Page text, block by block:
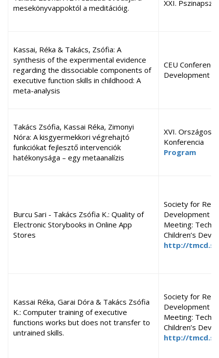
mesekönyvappoktól a meditációig.
XXI. Pszinapszis
Kassai, Réka & Takács, Zsófia: A
synthesis of the experimental evidence
regarding the dissociable components of
executive function skills in childhood: A
meta-analysis
CEU
Development
Takács Zsófia, Kassai Réka, Zimonyi
Nóra: A kisgyermekkori végrehajtó
funkciókat fejlesztő intervenciók
hatékonysága – egy metaanalízis
XVI. Országos
Konferencia
Program
Burcu Sari - Takács Zsófia K.: Quality of
Electronic Storybooks in Online App
Stores
Society for
Development
Meeting:
Children’s
http://
Kassai Réka, Garai Dóra & Takács Zsófia
K.: Computer training of executive
functions works but does not transfer to
untrained skills.
Society for
Development
Meeting:
Children’s
http://